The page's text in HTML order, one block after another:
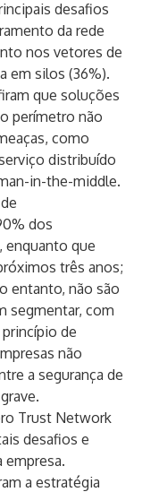
desafios
da rede
nos vetores de
em silos (36%).
que soluções
perímetro não
como
distribuído
in-the-middle.
dos
enquanto que
três anos;
entanto, não são
segmentar, com
de
não
a segurança de
Trust Network
desafios e
empresa.
a estratégia